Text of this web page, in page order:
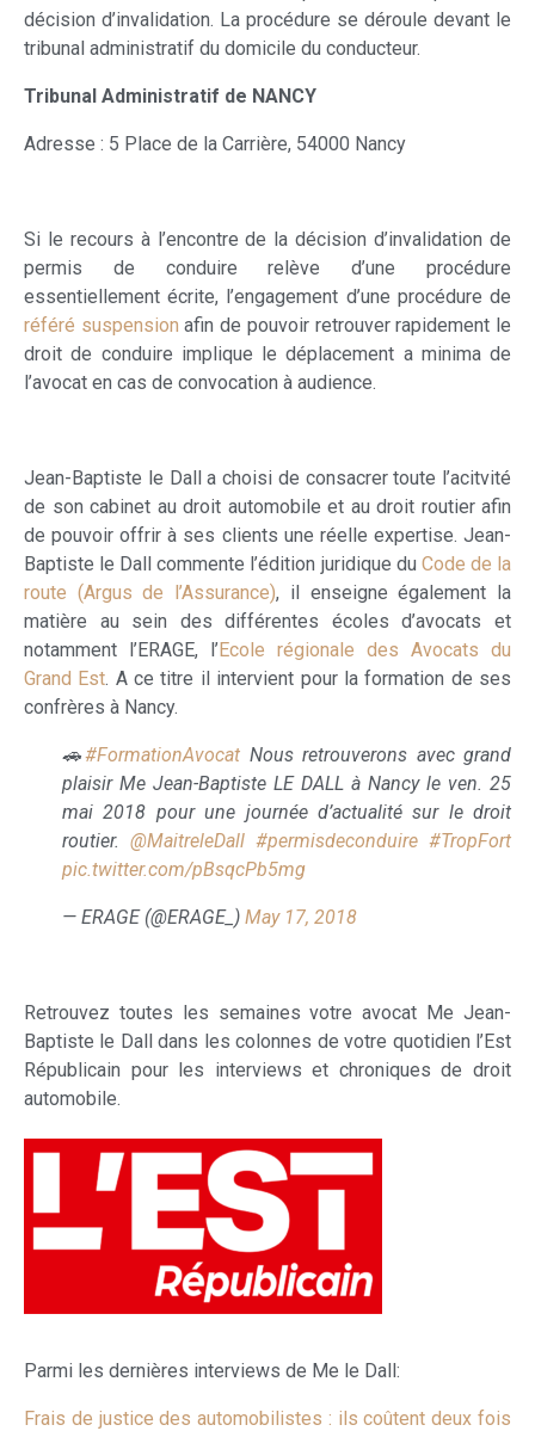
décision d’invalidation. La procédure se déroule devant le
tribunal administratif du domicile du conducteur.
Tribunal Administratif de NANCY
Adresse : 5 Place de la Carrière, 54000 Nancy
Si le recours à l’encontre de la décision d’invalidation de
permis de conduire relève d’une procédure
essentiellement écrite, l’engagement d’une procédure de
référé suspension afin de pouvoir retrouver rapidement le
droit de conduire implique le déplacement a minima de
l’avocat en cas de convocation à audience.
Jean-Baptiste le Dall a choisi de consacrer toute l’acitvité
de son cabinet au droit automobile et au droit routier afin
de pouvoir offrir à ses clients une réelle expertise. Jean-
Baptiste le Dall commente l’édition juridique du Code de la
route (Argus de l’Assurance), il enseigne également la
matière au sein des différentes écoles d’avocats et
notamment l’ERAGE, l’Ecole régionale des Avocats du
Grand Est. A ce titre il intervient pour la formation de ses
confrères à Nancy.
🚗#FormationAvocat Nous retrouverons avec grand
plaisir Me Jean-Baptiste LE DALL à Nancy le ven. 25
mai 2018 pour une journée d’actualité sur le droit
routier. @MaitreleDall #permisdeconduire #TropFort
pic.twitter.com/pBsqcPb5mg
— ERAGE (@ERAGE_) May 17, 2018
Retrouvez toutes les semaines votre avocat Me Jean-
Baptiste le Dall dans les colonnes de votre quotidien l’Est
Républicain pour les interviews et chroniques de droit
automobile.
Parmi les dernières interviews de Me le Dall:
Frais de justice des automobilistes : ils coûtent deux fois